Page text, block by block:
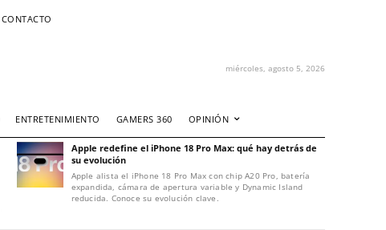
CONTACTO
miércoles, agosto 5, 2026
ENTRETENIMIENTO GAMERS 360 OPINIÓN
Apple redefine el iPhone 18 Pro Max: qué hay detrás de
su evolución
Apple alista el iPhone 18 Pro Max con chip A20 Pro, batería
expandida, cámara de apertura variable y Dynamic Island
reducida. Conoce su evolución clave.